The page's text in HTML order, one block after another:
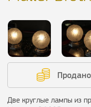
Продано
Две круглые лампы из